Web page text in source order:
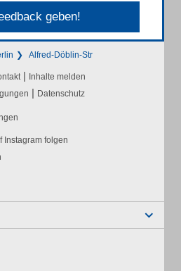
geben!
Alfred-Döblin-Str
| Inhalte melden
| Datenschutz
Instagram folgen